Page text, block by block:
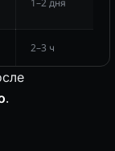
1–2 дня
2–3 ч
.